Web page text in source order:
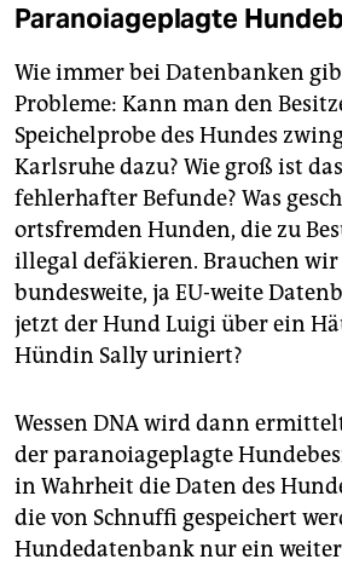
Paranoiageplagte
Wie immer bei Datenbanken
Probleme: Kann man den
Speichelprobe des Hundes
Karlsruhe dazu? Wie groß ist
fehlerhafter Befunde? Was
ortsfremden Hunden, die zu
illegal defäkieren. Brauchen
bundesweite, ja EU-weite
jetzt der Hund Luigi über ein
Hündin Sally uriniert?
Wessen DNA wird dann
der paranoiageplagte
in Wahrheit die Daten des
die von Schnuffi gespeichert
Hundedatenbank nur ein